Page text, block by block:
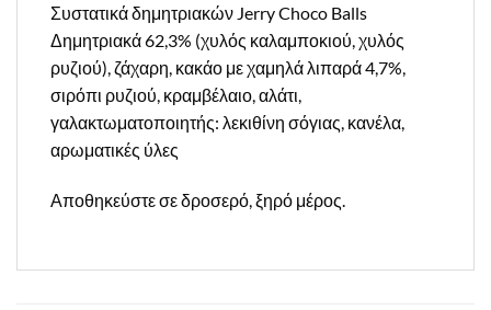
Συστατικά δημητριακών Jerry Choco Balls
Δημητριακά 62,3% (χυλός καλαμποκιού, χυλός
ρυζιού), ζάχαρη, κακάο με χαμηλά λιπαρά 4,7%,
σιρόπι ρυζιού, κραμβέλαιο, αλάτι,
γαλακτωματοποιητής: λεκιθίνη σόγιας, κανέλα,
αρωματικές ύλες
Αποθηκεύστε σε δροσερό, ξηρό μέρος.